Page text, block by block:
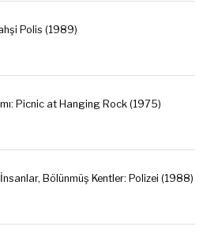
Polis (1989)
Picnic at Hanging Rock (1975)
Bölünmüş Kentler: Polizei (1988)